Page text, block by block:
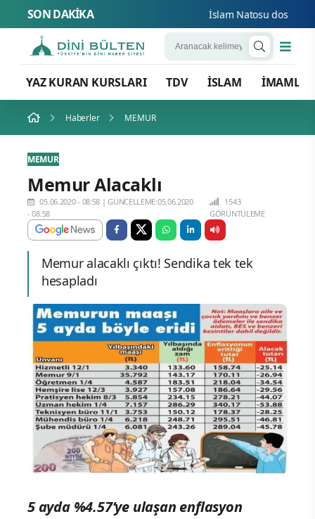
SON DAKİKA İslam Natosu dosta
YAZ KURAN KURSLARI TDV İSLAM İMAMLAR
Haberler MEMUR
MEMUR
Memur Alacaklı
05.06.2020 - 08:58 |GÜNCELLEME:05.06.2020
- 08:58
1543
GÖRÜNTÜLEME
Memur alacaklı çıktı! Sendika tek tek
hesapladı
5 ayda %4.57’ye ulaşan enflasyon